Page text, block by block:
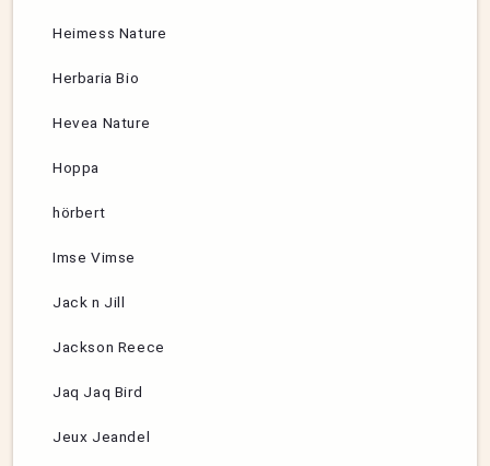
Heimess Nature
Herbaria Bio
Hevea Nature
Hoppa
hörbert
Imse Vimse
Jack n Jill
Jackson Reece
Jaq Jaq Bird
Jeux Jeandel